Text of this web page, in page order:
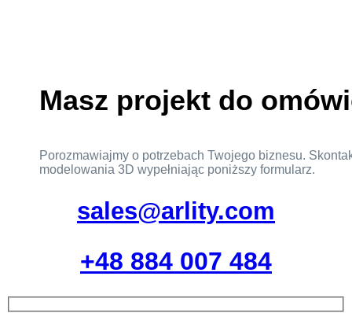
Masz projekt do
Porozmawiajmy o potrzebach Twojego biznesu.
modelowania 3D wypełniając poniższy formularz.
sales@arlity.com
+48 884 007 484